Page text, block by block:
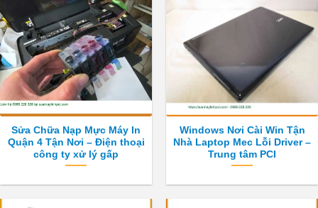
Sửa Chữa Nạp Mực Máy In
Quận 4 Tận Nơi – Điện thoại
công ty xử lý gấp
Windows Nơi Cài Win Tận
Nhà Laptop Mec Lỗi Driver –
Trung tâm PCI